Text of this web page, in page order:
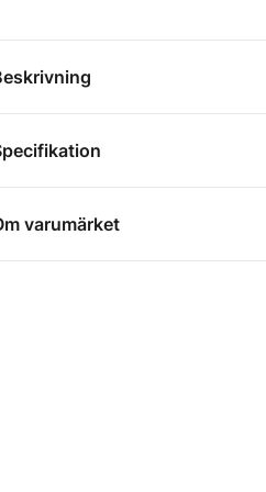
varumärket